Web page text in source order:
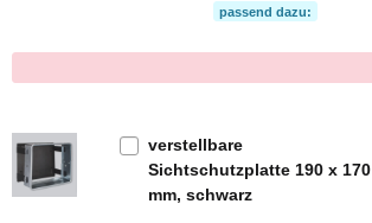
passend dazu:
verstellbare
Sichtschutzplatte 190 x 170
mm, schwarz